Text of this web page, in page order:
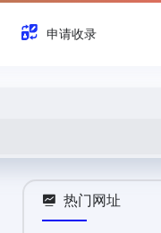
申请收录
热门网址